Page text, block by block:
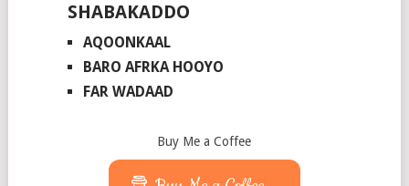
SHABAKADDO
AQOONKAAL
BARO AFRKA HOOYO
FAR WADAAD
Buy Me a Coffee